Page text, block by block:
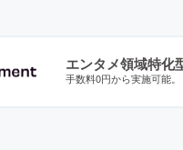
エンタメ領域特化
手数料0円から実施可能